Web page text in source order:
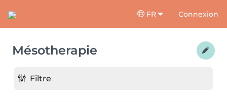
FR Connexion
Mésotherapie
Filtre